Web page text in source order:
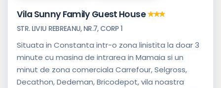
Vila Sunny Family Guest House
STR. LIVIU REBREANU, NR.7, CORP 1
Situata in Constanta intr-o zona linistita la doar 3
minute cu masina de intrarea in Mamaia si un
minut de zona comerciala Carrefour, Selgross,
Decathon, Dedeman, Bricodepot, vila noastra